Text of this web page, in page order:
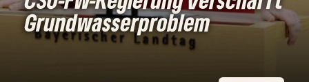
Grundwasserproblem